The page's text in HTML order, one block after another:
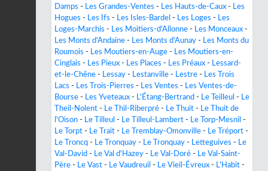
Damps - Les Grandes-Ventes - Les Hauts-de-Caux - Les
Hogues - Les Ifs - Les Isles-Bardel - Les Loges - Les
Loges-Marchis - Les Moitiers-d'Allonne - Les Monceaux -
Les Monts d'Andaine - Les Monts d'Aunay - Les Monts du
Roumois - Les Moutiers-en-Auge - Les Moutiers-en-
Cinglais - Les Pieux - Les Places - Les Préaux - Lessard-
et-le-Chêne - Lessay - Lestanville - Lestre - Les Trois
Lacs - Les Trois-Pierres - Les Ventes - Les Ventes-de-
Bourse - Les Yveteaux - L'Étang-Bertrand - Le Teilleul - Le
Theil-Nolent - Le Thil-Riberpré - Le Thuit - Le Thuit de
l'Oison - Le Tilleul - Le Tilleul-Lambert - Le Torp-Mesnil -
Le Torpt - Le Trait - Le Tremblay-Omonville - Le Tréport -
Le Troncq - Le Tronquay - Le Tronquay - Letteguives - Le
Val-David - Le Val d'Hazey - Le Val-Doré - Le Val-Saint-
Père - Le Vast - Le Vaudreuil - Le Vieil-Évreux - L'Habit -